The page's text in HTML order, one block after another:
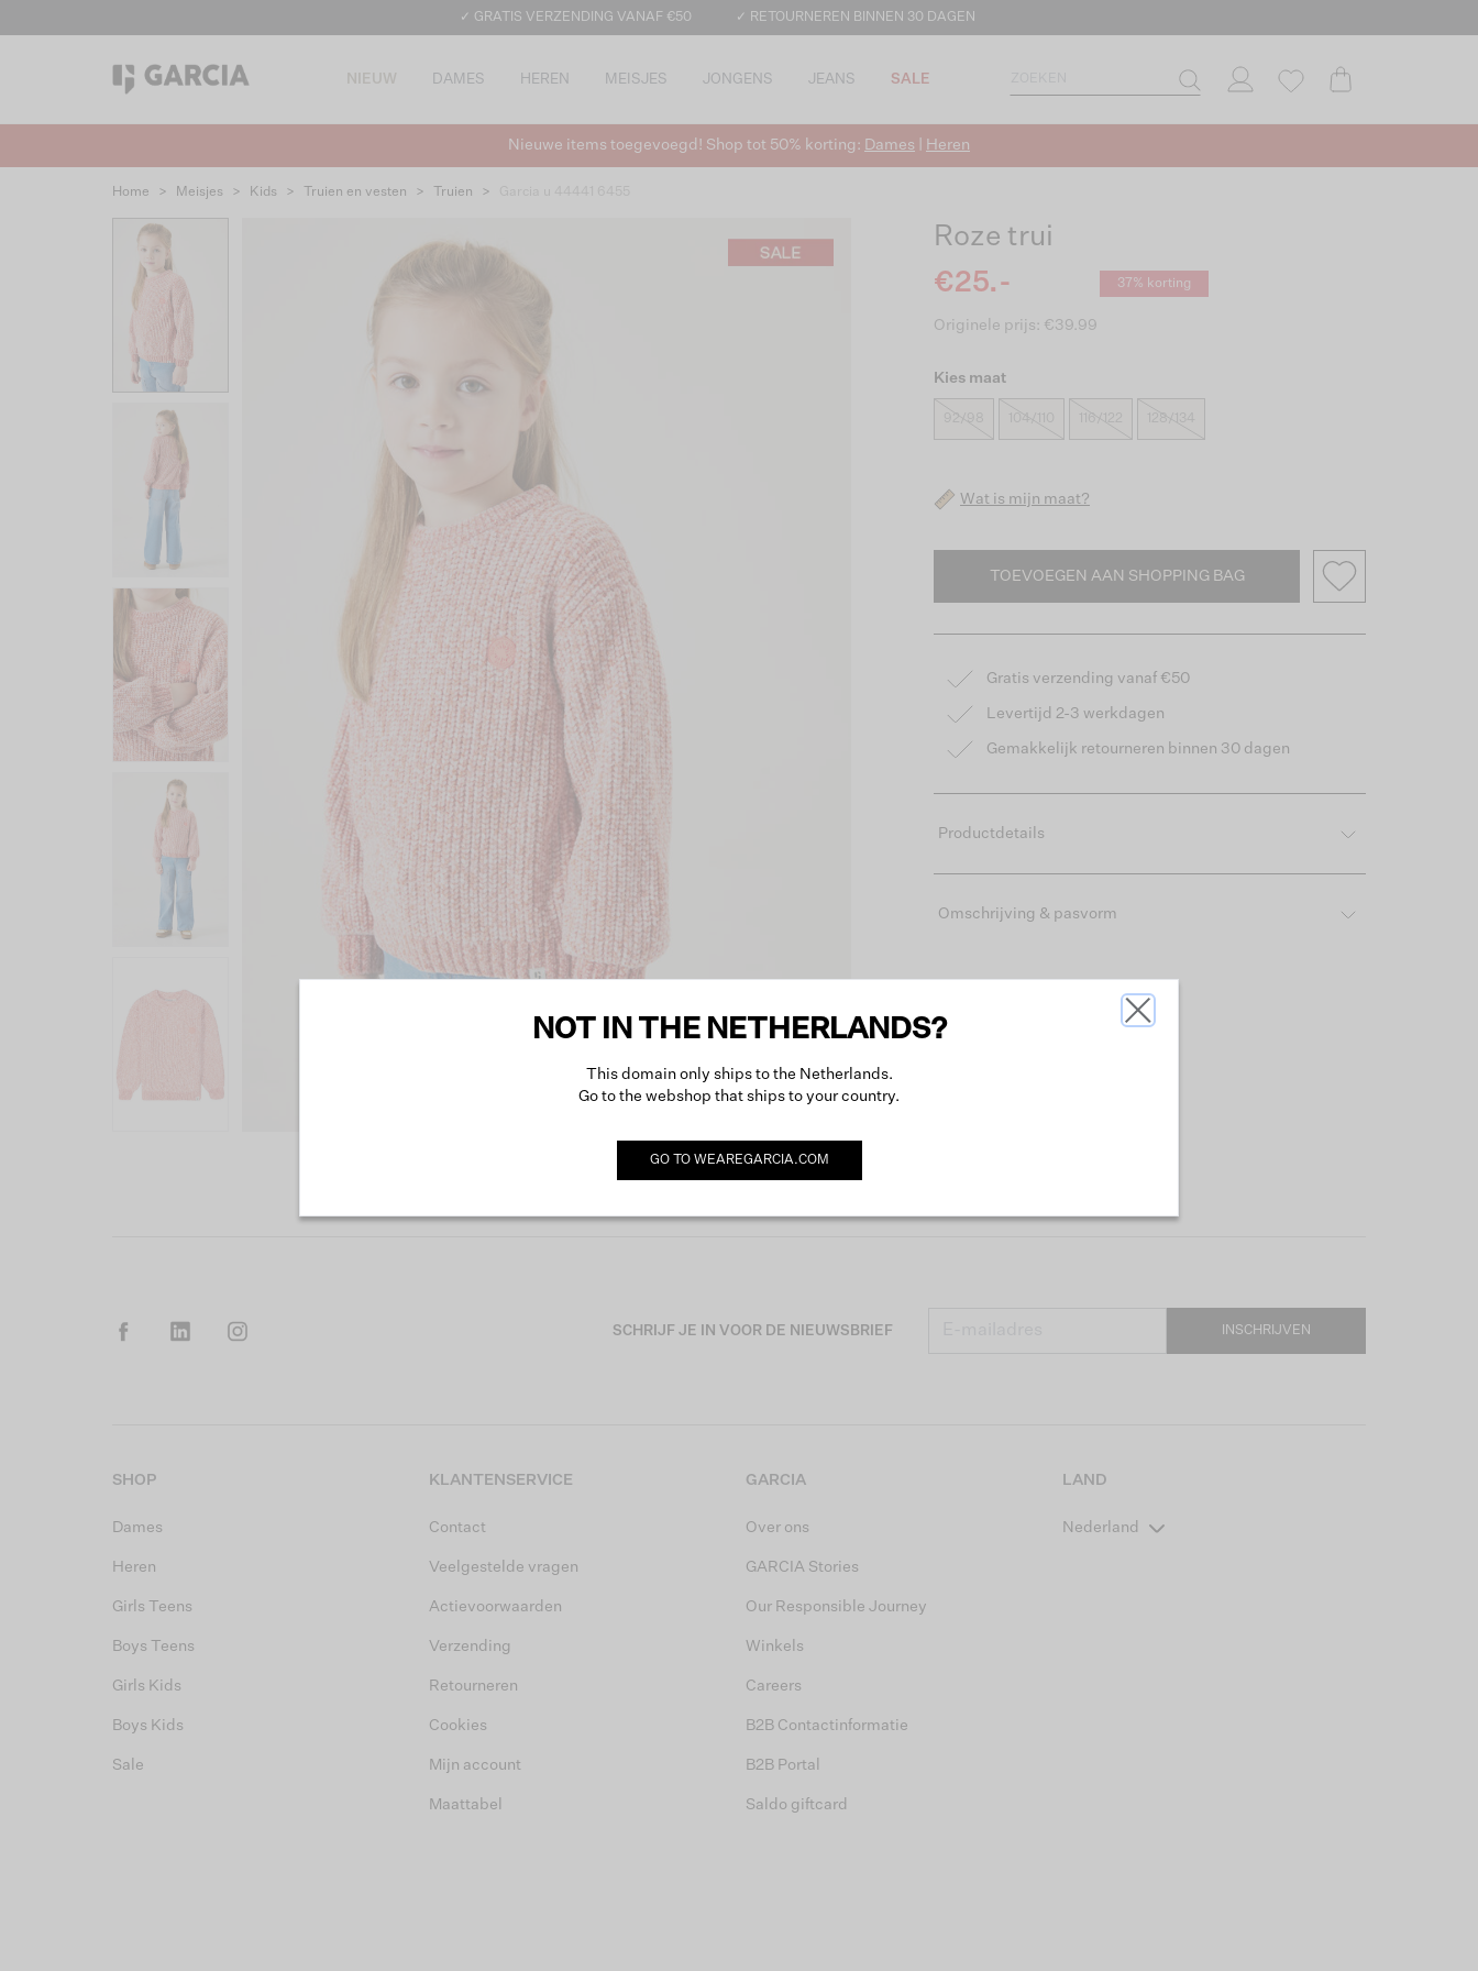
✓ GRATIS VERZENDING VANAF €50 ✓ RETOURNEREN BINNEN 30 DAGEN
NIEUW DAMES HEREN MEISJES JONGENS JEANS SALE
Nieuwe items toegevoegd! Shop tot 50% korting: Dames Heren
Home > Meisjes > Kids > Truien en vesten > Truien >
Roze trui
€25.-
37% korting
Originele prijs: €39.99
Kies maat
128/134
Wat is mijn maat?
TOEVOEGEN AAN SHOPPING BAG
Gratis verzending vanaf €50
Levertijd 2-3 werkdagen
Gemakkelijk retourneren binnen 30 dagen
Productdetails
Omschrijving & pasvorm
SCHRIJF JE IN VOOR DE NIEUWSBRIEF INSCHRIJVEN
SHOP
Dames
Heren
Girls Teens
Boys Teens
Girls Kids
Boys Kids
Sale
KLANTENSERVICE
Contact
Veelgestelde vragen
Actievoorwaarden
Verzending
Retourneren
Cookies
Mijn account
Maattabel
GARCIA
Over ons
GARCIA Stories
Our Responsible Journey
Winkels
Careers
B2B Contactinformatie
B2B Portal
Saldo giftcard
LAND
Nederland
NOT IN THE NETHERLANDS?
This domain only ships to the Netherlands.
Go to the webshop that ships to your country.
GO TO WEAREGARCIA.COM